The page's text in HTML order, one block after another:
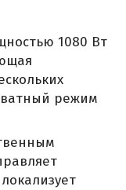
1080 Вт
режим